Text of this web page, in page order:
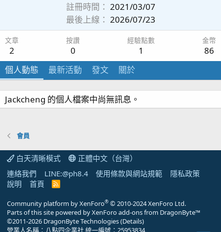
註冊時間
2021/03/07
最後上線
2026/07/23
文章
2
按讚
0
經驗點數
1
金幣
86
個人動態
最新活動 發文 關於
Jackcheng 的個人檔案中尚無訊息。
會員
白天清晰模式
正體中文（台灣）
連絡我們
LINE:@ph8.4 使用條款與網站規範
隱私政策
說明
首頁
R
Community platform by XenForo® © 2010-2024 XenForo Ltd.
Parts of this site powered byXenForo add-ons from DragonByte™
©2011-2026 DragonByte Technologies(Details)
營業人名稱：八點四企業社 統一編號：25953834